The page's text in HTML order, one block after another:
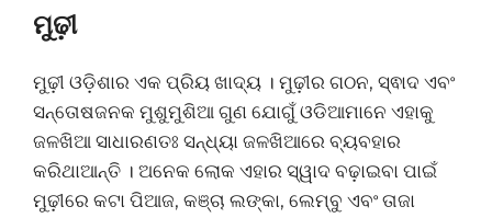
ମୁଢ଼ୀ
ମୁଢ଼ୀ ଓଡ଼ିଶାର ଏକ ପ୍ରିୟ ଖାଦ୍ୟ । ମୁଢ଼ୀର ଗଠନ, ସ୍ଵାଦ ଏବଂ
ସନ୍ତୋଷଜନକ ମୁଶୁମୁଶିଆ ଗୁଣ ଯୋଗୁଁ ଓଡିଆମାନେ ଏହାକୁ
ଜଳଖିଆ ସାଧାରଣତଃ ସନ୍ଧ୍ୟା ଜଳଖିଆରେ ବ୍ୟବହାର
କରିଥାଆନ୍ତି । ଅନେକ ଲୋକ ଏହାର ସ୍ୱାଦ ବଢ଼ାଇବା ପାଇଁ
ମୁଢ଼ୀରେ କଟା ପିଆଜ, କଞ୍ଚା ଲଙ୍କା, ଲେମ୍ବୁ ଏବଂ ତାଜା